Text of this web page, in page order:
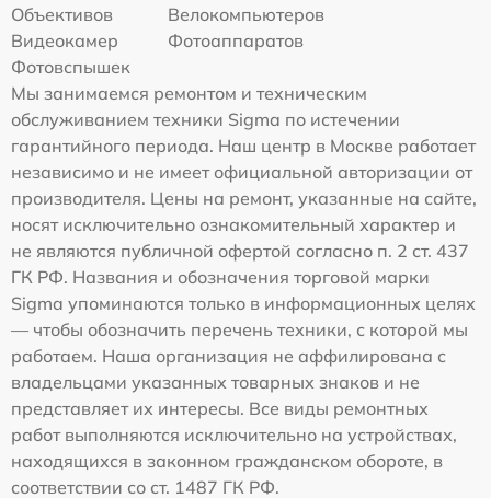
Объективов
Велокомпьютеров
Видеокамер
Фотоаппаратов
Фотовспышек
Мы занимаемся ремонтом и техническим
обслуживанием техники Sigma по истечении
гарантийного периода. Наш центр в Москве работает
независимо и не имеет официальной авторизации от
производителя. Цены на ремонт, указанные на сайте,
носят исключительно ознакомительный характер и
не являются публичной офертой согласно п. 2 ст. 437
ГК РФ. Названия и обозначения торговой марки
Sigma упоминаются только в информационных целях
— чтобы обозначить перечень техники, с которой мы
работаем. Наша организация не аффилирована с
владельцами указанных товарных знаков и не
представляет их интересы. Все виды ремонтных
работ выполняются исключительно на устройствах,
находящихся в законном гражданском обороте, в
соответствии со ст. 1487 ГК РФ.